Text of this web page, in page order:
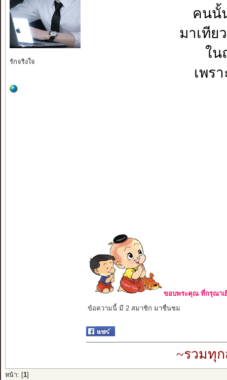
คนนั้
มาเทีย
ใน
เพร
ขอบพระคุณ ที่กรุณาเ
ข้อความนี้ มี 2 สมาชิก มาชื่นชม
~รวมทุ
หน้า: [ 1]